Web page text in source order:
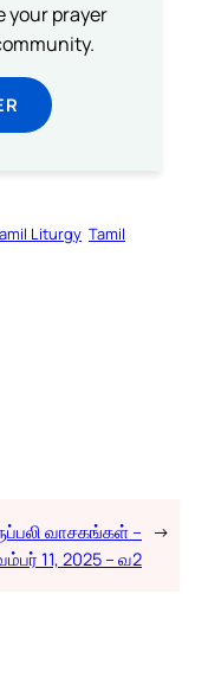
your prayer
Liturgy Tamil
வாசகங்கள் –
11, 2025 – வ2
→